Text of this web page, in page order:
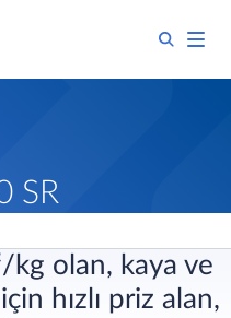
SR
kg olan, kaya ve
hızlı priz alan,